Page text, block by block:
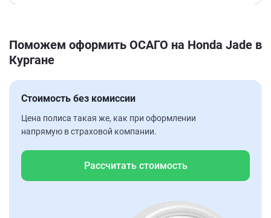
Поможем оформить ОСАГО на Honda Jade в
Кургане
Стоимость без комиссии
Цена полиса такая же, как при оформлении
напрямую в страховой компании.
Рассчитать стоимость